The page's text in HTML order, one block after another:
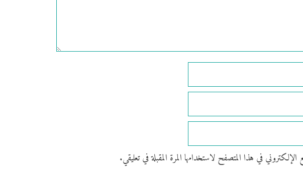
في هذا المتصفح لاستخدامها المرة المقبلة في تعليقي.